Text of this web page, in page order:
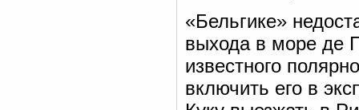
«Бельгике»
выхода в море де
известного
включить его в